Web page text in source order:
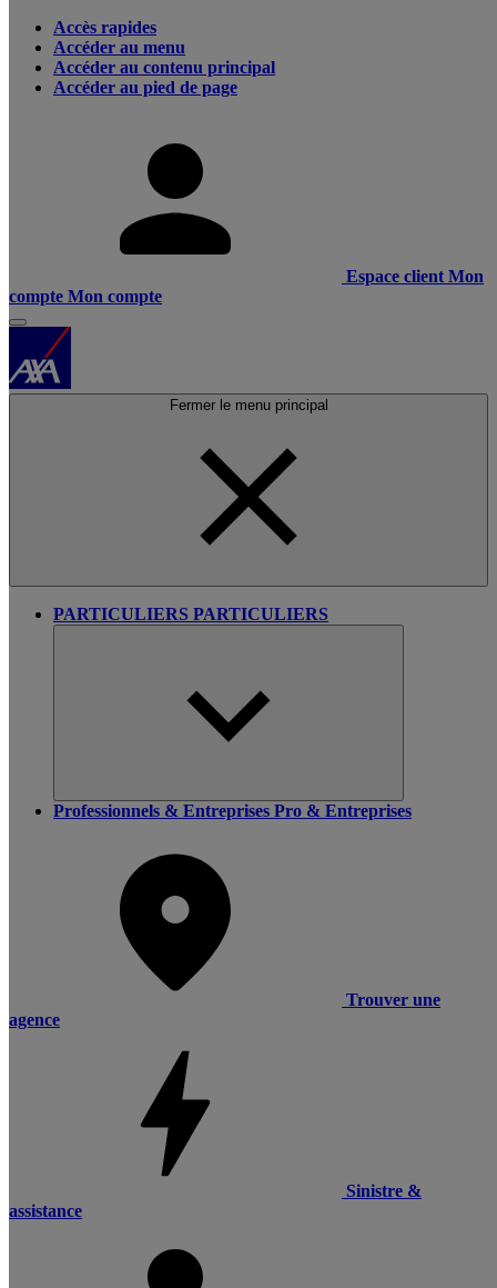
Accès rapides
Accéder au menu
Accéder au contenu principal
Accéder au pied de page
Espace client Mon
compte Mon compte
Fermer le menu principal
PARTICULIERS PARTICULIERS
Professionnels & Entreprises Pro & Entreprises
Trouver une
agence
Sinistre &
assistance